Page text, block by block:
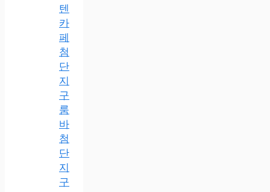
텐
카
페
첨
단
지
구
룸
바
첨
단
지
구